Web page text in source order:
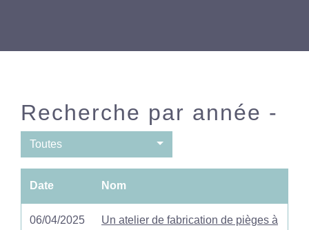
Recherche par année -
Toutes
Date Nom
06/04/2025
Un atelier de fabrication de pièges à